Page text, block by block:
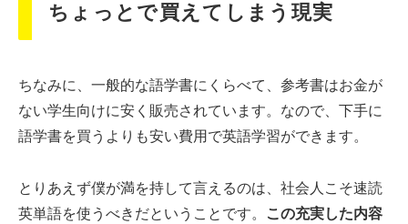
ちょっとで買えてしまう現実
ちなみに、一般的な語学書にくらべて、参考書はお金が
ない学生向けに安く販売されています。なので、下手に
語学書を買うよりも安い費用で英語学習ができます。
とりあえず僕が満を持して言えるのは、社会人こそ速読
英単語を使うべきだということです。
この充実した内容